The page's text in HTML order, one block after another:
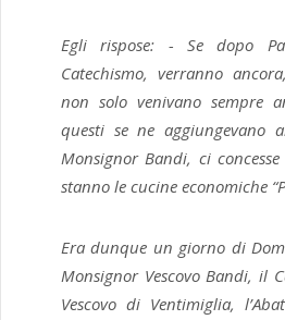
Egli rispose: - Se dopo
Catechismo, verranno
non solo venivano sempre
questi se ne aggiungevano
Monsignor Bandi, ci
stanno le cucine economiche
Era dunque un giorno di
Monsignor Vescovo Bandi, il
Vescovo di Ventimiglia,